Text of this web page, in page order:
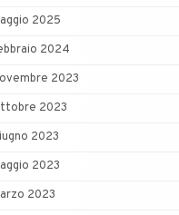
2025
2024
2023
2023
2023
2023
2023